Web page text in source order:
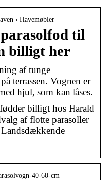
› Havemøbler
til
billigt her
af tunge
terrassen. Vognen er
hjul, som kan låses.
billigt hos Harald
af flotte parasoller
40-60-cm